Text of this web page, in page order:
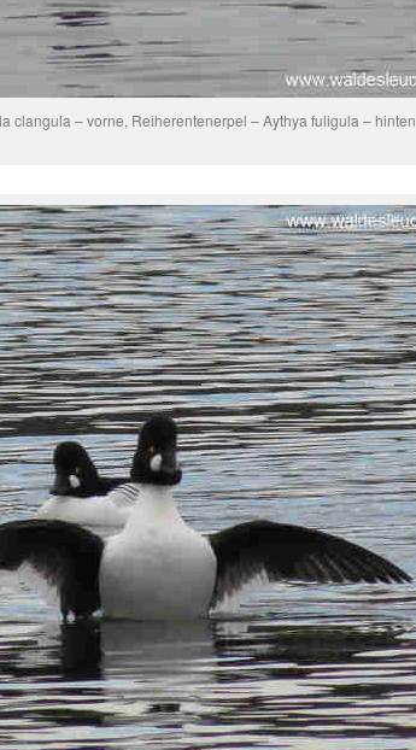
clangula – vorne, Reiherentenerpel – Aythya fuligula – hinten